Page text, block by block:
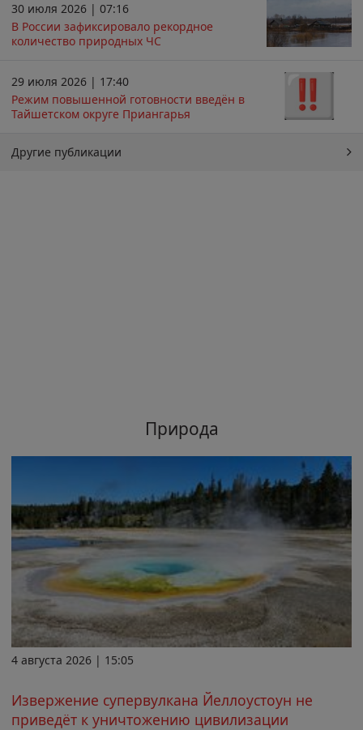
30 июля 2026 | 07:16
В России зафиксировало рекордное
количество природных ЧС
29 июля 2026 | 17:40
Режим повышенной готовности введён в
Тайшетском округе Приангарья
Другие публикации
Природа
4 августа 2026 | 15:05
Извержение супервулкана Йеллоустоун не
приведёт к уничтожению цивилизации